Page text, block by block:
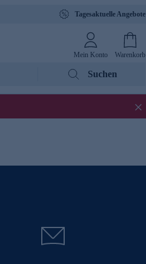
Tagesaktuelle Angebote
Mein Konto Warenkorb
Suchen